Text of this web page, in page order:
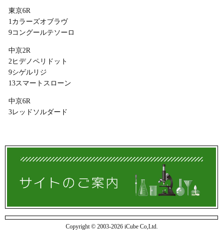
東京6R
1カラーズオブラヴ
9コングールテソーロ
中京2R
2ヒデノペリドット
9シゲルリジ
13スマートスローン
中京6R
3レッドソルダード
Copyright © 2003-2026 iCube Co,Ltd.